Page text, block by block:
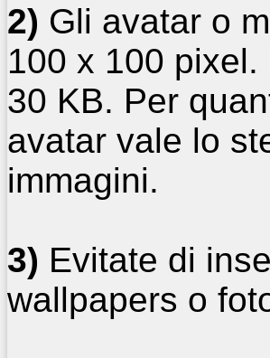
2) Gli avatar o
100 x 100
30 KB. Per
avatar vale lo
immagini.
3) Evitate di
wallpapers o